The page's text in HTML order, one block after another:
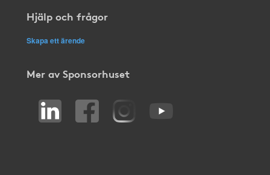
Hjälp och frågor
Skapa ett ärende
Mer av Sponsorhuset